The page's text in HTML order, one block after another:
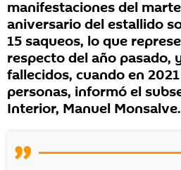
manifestaciones del
aniversario del estallido
15 saqueos, lo que
respecto del año pasado,
fallecidos, cuando en
personas, informó el
Interior, Manuel Monsalve.